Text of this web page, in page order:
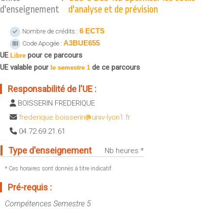
Sportives)
UFR Biosciences (Biologie, Biochimie)
GEP (Génie Electrique des Procédés - Département composante)
Informatique (Département Composante)
Plan et accès
OUTILS
Intranet des personnels
Moodle
Emploi du temps
Messagerie
Stage et emploi
Portefeuille d'Expériences et
Fermer
d'enseignement
d'analyse et de prévision
Nombre de crédits : 6 ECTS
Code Apogée : A3BUE655
UE Libre pour ce parcours
UE valable pour le semestre 1 de ce parcours
Responsabilité de l'UE :
BOISSERIN FREDERIQUE
frederique.boisserin
univ-lyon1.fr
04.72.69.21.61
Type d'enseignement Nb heures *
* Ces horaires sont donnés à titre indicatif.
Pré-requis :
Compétences Semestre 5